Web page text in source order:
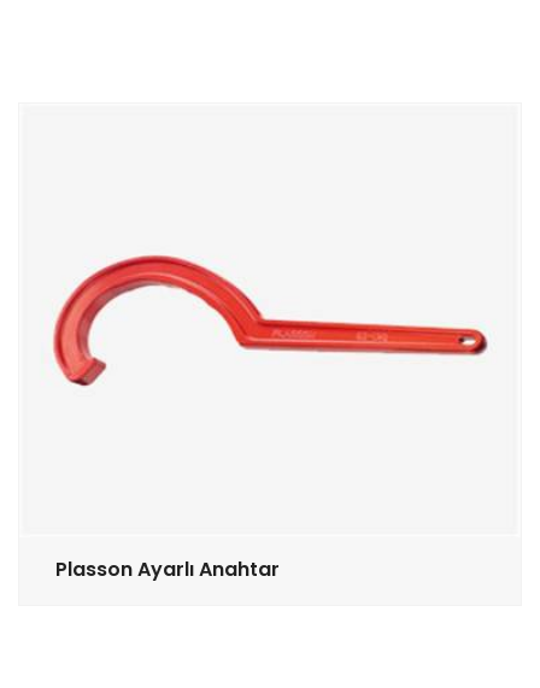
Plasson Ayarlı Anahtar